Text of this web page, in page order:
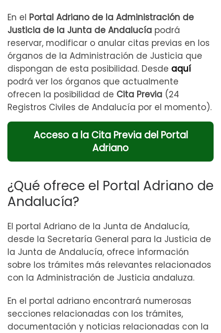
En el Portal Adriano de la Administración de
Justicia de la Junta de Andalucía podrá
reservar, modificar o anular citas previas en los
órganos de la Administración de Justicia que
dispongan de esta posibilidad. Desde aquí
podrá ver los órganos que actualmente
ofrecen la posibilidad de Cita Previa (24
Registros Civiles de Andalucía por el momento).
Acceso a la Cita Previa del Portal
Adriano
¿Qué ofrece el Portal Adriano de
Andalucía?
El portal Adriano de la Junta de Andalucía,
desde la Secretaría General para la Justicia de
la Junta de Andalucía, ofrece información
sobre los trámites más relevantes relacionados
con la Administración de Justicia andaluza.
En el portal adriano encontrará numerosas
secciones relacionadas con los trámites,
documentación y noticias relacionadas con la